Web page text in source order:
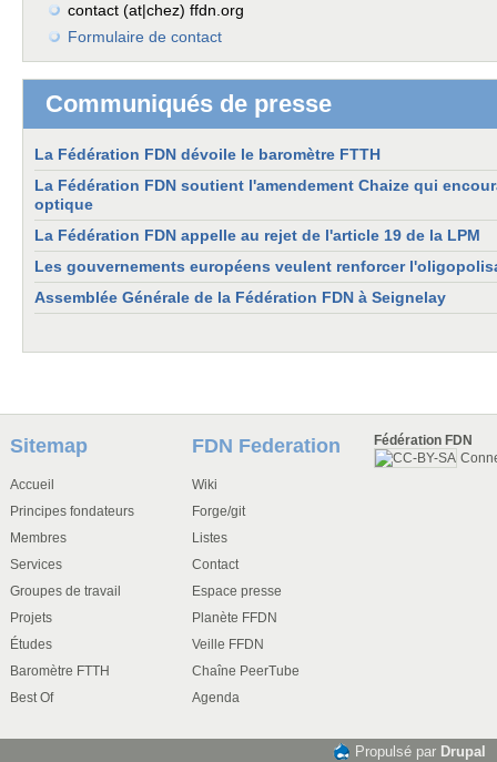
contact (at|chez) ffdn.org
Formulaire de contact
Communiqués de presse
La Fédération FDN dévoile le baromètre FTTH
La Fédération FDN soutient l'amendement Chaize qui
optique
La Fédération FDN appelle au rejet de l'article 19 de la LPM
Les gouvernements européens veulent renforcer
Assemblée Générale de la Fédération FDN à Seignelay
Sitemap
Accueil
Principes fondateurs
Membres
Services
Groupes de travail
Projets
Études
Baromètre FTTH
Best Of
FDN Federation
Wiki
Forge/git
Listes
Contact
Espace presse
Planète FFDN
Veille FFDN
Chaîne PeerTube
Agenda
Fédération FDN
Propulsé par Drupal